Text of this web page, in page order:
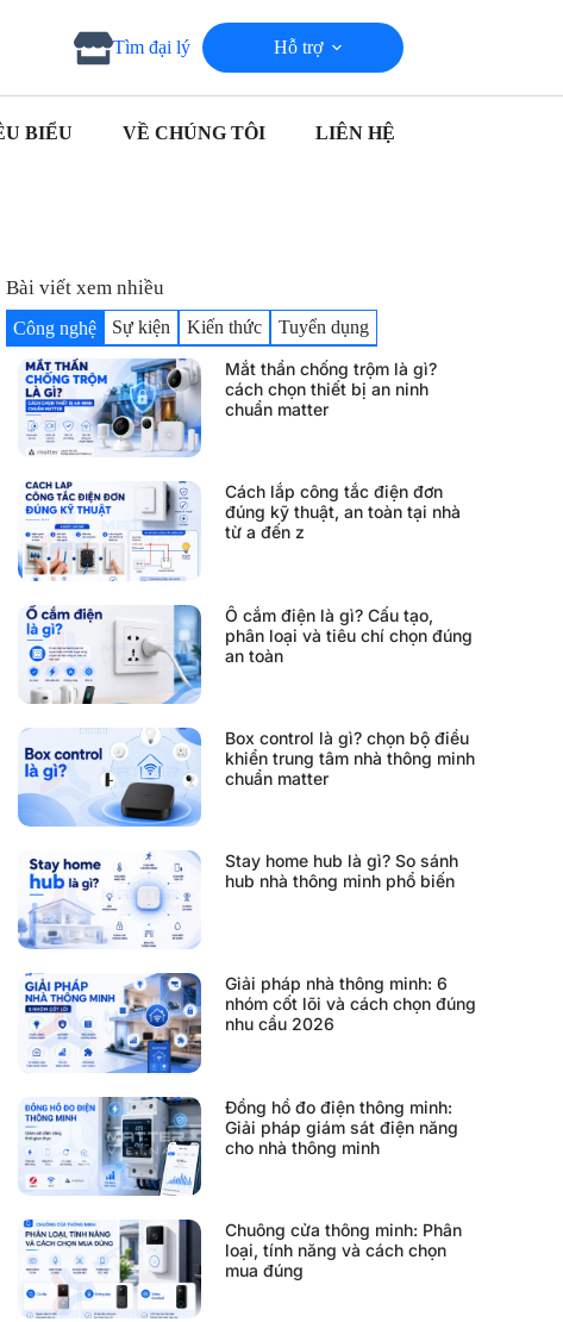
Tìm đại lý Hỗ trợ
BIỂU VỀ CHÚNG TÔI LIÊN HỆ
Bài viết xem nhiều
Công nghệ Sự kiện Kiến thức Tuyển dụng
Mắt thần chống trộm là gì?
cách chọn thiết bị an ninh
chuẩn matter
Cách lắp công tắc điện đơn
đúng kỹ thuật, an toàn tại nhà
từ a đến z
Ổ cắm điện là gì? Cấu tạo,
phân loại và tiêu chí chọn đúng
an toàn
Box control là gì? chọn bộ điều
khiển trung tâm nhà thông minh
chuẩn matter
Stay home hub là gì? So sánh
hub nhà thông minh phổ biến
Giải pháp nhà thông minh: 6
nhóm cốt lõi và cách chọn đúng
nhu cầu 2026
Đồng hồ đo điện thông minh:
Giải pháp giám sát điện năng
cho nhà thông minh
Chuông cửa thông minh: Phân
loại, tính năng và cách chọn
mua đúng